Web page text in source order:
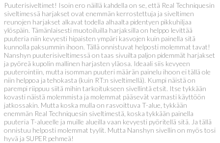
Puuterisiveltimet! Isoin ero näillä kahdella on se, että Real Techniquesin
siveltimessä harjakset ovat enemmän kerrostettuja ja siveltimen
reunojen harjakset alkavat todella alhaalta pidentyen pikkuhiljaa
ylöspäin. Tämänlaisesti muotoiluilla harjaksilla on helppo levittää
puuteria niin kevyesti hipaisten ympäri kasvojen kuin painella sitä
kunnolla paksummin ihoon. Tällä onnistuvat helposti molemmat tavat!
Nanshyn puuterisiveltimessä on taas sivuilta paljon pidemmät harjakset
ja pyöreä kupolin mallinen harjasten yläosa. Ideaali siis kevyeen
puuterointiin, mutta isomman puuteri määrän painelu ihoon ei tällä ole
niin helppoa ja tehokasta (kuin RT:n siveltimellä). Kumpi näistä on
parempi riippuu siitä mihin tarkoitukseen sivellintä etsit. Itse tykkään
kovasti näistä molemmista ja molemmat pääsevät varmasti käyttöön
jatkossakin. Mutta koska mulla on rasvoittuva T-alue, tykkään
enemmän Real Techniquesin siveltimestä, koska tykkään painella
puuteria T-alueelle ja muille alueilla vaan kevyesti pyöritellä sitä. Ja tällä
onnistuu helposti molemmat tyylit. Mutta Nanshyn sivellin on myös tosi
hyvä ja SUPER pehmeä!